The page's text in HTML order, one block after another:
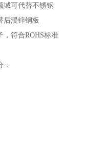
域可代替不锈钢
后浸锌钢板
符合ROHS标准